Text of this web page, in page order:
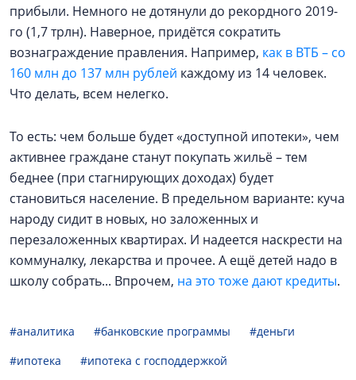
прибыли. Немного не дотянули до рекордного 2019-
го (1,7 трлн). Наверное, придётся сократить
вознаграждение правления. Например, как в ВТБ – со
160 млн до 137 млн рублей каждому из 14 человек.
Что делать, всем нелегко.
То есть: чем больше будет «доступной ипотеки», чем
активнее граждане станут покупать жильё – тем
беднее (при стагнирующих доходах) будет
становиться население. В предельном варианте: куча
народу сидит в новых, но заложенных и
перезаложенных квартирах. И надеется наскрести на
коммуналку, лекарства и прочее. А ещё детей надо в
школу собрать... Впрочем, на это тоже дают кредиты.
#аналитика #банковские программы
#деньги
#ипотека
#ипотека с господдержкой